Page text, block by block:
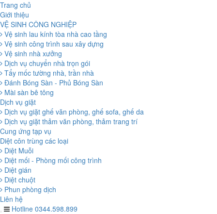
Trang chủ
Giới thiệu
VỆ SINH CÔNG NGHIỆP
Vệ sinh lau kính tòa nhà cao tầng
Vệ sinh công trình sau xây dựng
Vệ sinh nhà xưởng
Dịch vụ chuyển nhà trọn gói
Tẩy mốc tường nhà, trần nhà
Đánh Bóng Sàn - Phủ Bóng Sàn
Mài sàn bê tông
Dịch vụ giặt
Dịch vụ giặt ghế văn phòng, ghế sofa, ghế da
Dịch vụ giặt thảm văn phòng, thảm trang trí
Cung ứng tạp vụ
Diệt côn trùng các loại
Diệt Muỗi
Diệt mối - Phòng mối công trình
Diệt gián
Diệt chuột
Phun phòng dịch
Liên hệ
Hotline 0344.598.899